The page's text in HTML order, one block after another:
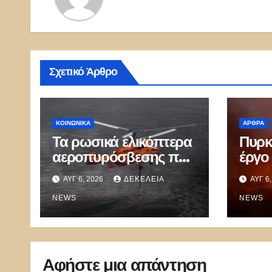
Σχετικό Άρθρο
ΚΟΙΝΩΝΙΚΑ
Τα ρωσικά ελικόπτερα
αεροπυρόσβεσης που
μπορούν να ρίχνουν 5
τόνους νερού με 8
μποφόρ
ΑΥΓ 6, 2026 ΔΕΚΈΛΕΙΑ
NEWS
ΑΡΘΡΑ
έργο
ΑΥΓ
NEWS
Αφήστε μια απάντηση